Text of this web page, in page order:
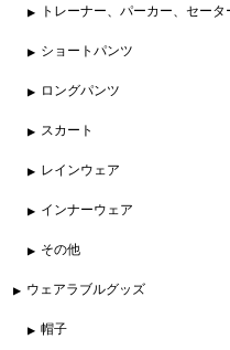
トレーナー、パーカー、セータ
ショートパンツ
ロングパンツ
スカート
レインウェア
インナーウェア
その他
ウェアラブルグッズ
帽子